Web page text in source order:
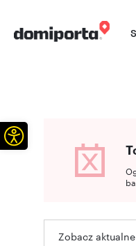
Zobacz
Otwórz pasek narzędzi